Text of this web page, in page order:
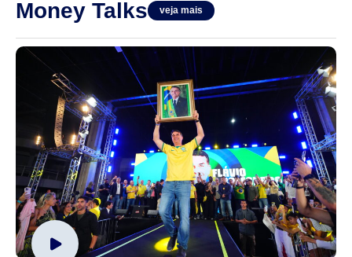
Money Talks veja mais